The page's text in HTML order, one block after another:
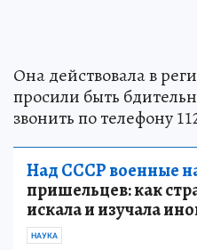
Она действовала в
просили быть
звонить по телефону
Над СССР военные
пришельцев: как
искала и изучала
НАУКА